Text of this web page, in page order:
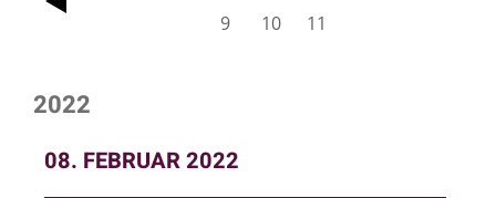
zurück
9
10 11
2022
08. FEBRUAR 2022